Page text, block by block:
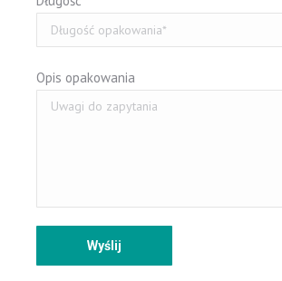
Opis opakowania